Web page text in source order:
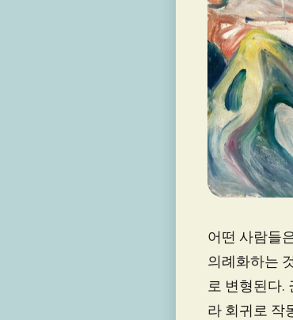
어떤 사람들
의례화하는
로 변형된다.
라 회귀로 작